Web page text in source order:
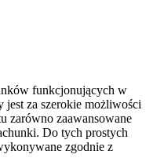
funkcjonujących w
jest za szerokie możliwości
zarówno zaawansowane
Do tych prostych
zgodnie z